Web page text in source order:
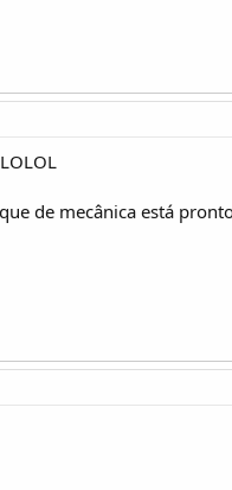
de mecânica está